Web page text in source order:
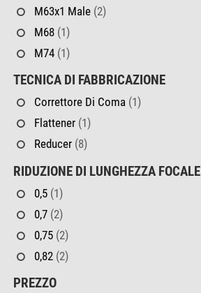
M63x1 Male (2)
M68 (1)
M74 (1)
TECNICA DI FABBRICAZIONE
Correttore Di Coma (1)
Flattener (1)
Reducer (8)
RIDUZIONE DI LUNGHEZZA FOCALE
0,5 (1)
0,7 (2)
0,75 (2)
0,82 (2)
PREZZO